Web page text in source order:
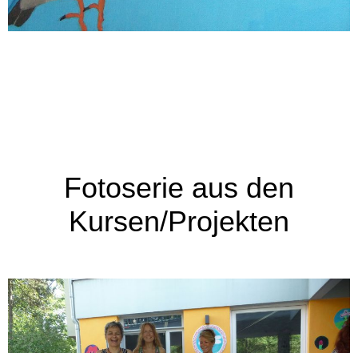
Fotoserie aus den
Kursen/Projekten